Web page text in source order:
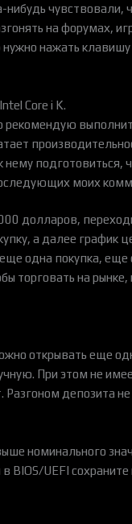
на форумах,
нажать
Core i K.
рекомендую
подготовиться,
моих
долларов,
а далее график
одна покупка,
торговать на
открывать еще
При этом не
депозита
номинального
BIOS/UEFI